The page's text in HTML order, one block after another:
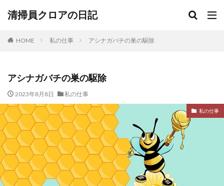
清掃員クロアの日記
HOME 私の仕事 アシナガバチの巣の駆除
アシナガバチの巣の駆除
2023年8月8日 私の仕事
私の仕事